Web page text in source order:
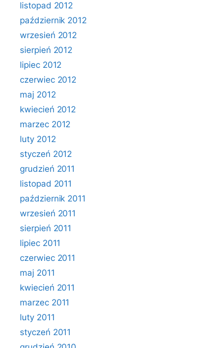
listopad 2012
październik 2012
wrzesień 2012
sierpień 2012
lipiec 2012
czerwiec 2012
maj 2012
kwiecień 2012
marzec 2012
luty 2012
styczeń 2012
grudzień 2011
listopad 2011
październik 2011
wrzesień 2011
sierpień 2011
lipiec 2011
czerwiec 2011
maj 2011
kwiecień 2011
marzec 2011
luty 2011
styczeń 2011